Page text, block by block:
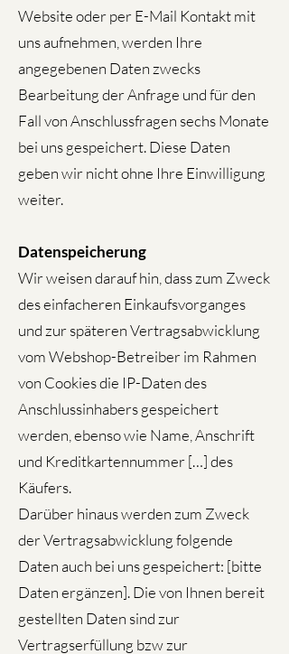
Website oder per E-Mail Kontakt mit
uns aufnehmen, werden Ihre
angegebenen Daten zwecks
Bearbeitung der Anfrage und für den
Fall von Anschlussfragen sechs Monate
bei uns gespeichert. Diese Daten
geben wir nicht ohne Ihre Einwilligung
weiter.
Datenspeicherung
Wir weisen darauf hin, dass zum Zweck
des einfacheren Einkaufsvorganges
und zur späteren Vertragsabwicklung
vom Webshop-Betreiber im Rahmen
von Cookies die IP-Daten des
Anschlussinhabers gespeichert
werden, ebenso wie Name, Anschrift
und Kreditkartennummer […] des
Käufers.
Darüber hinaus werden zum Zweck
der Vertragsabwicklung folgende
Daten auch bei uns gespeichert: [bitte
Daten ergänzen]. Die von Ihnen bereit
gestellten Daten sind zur
Vertragserfüllung bzw zur